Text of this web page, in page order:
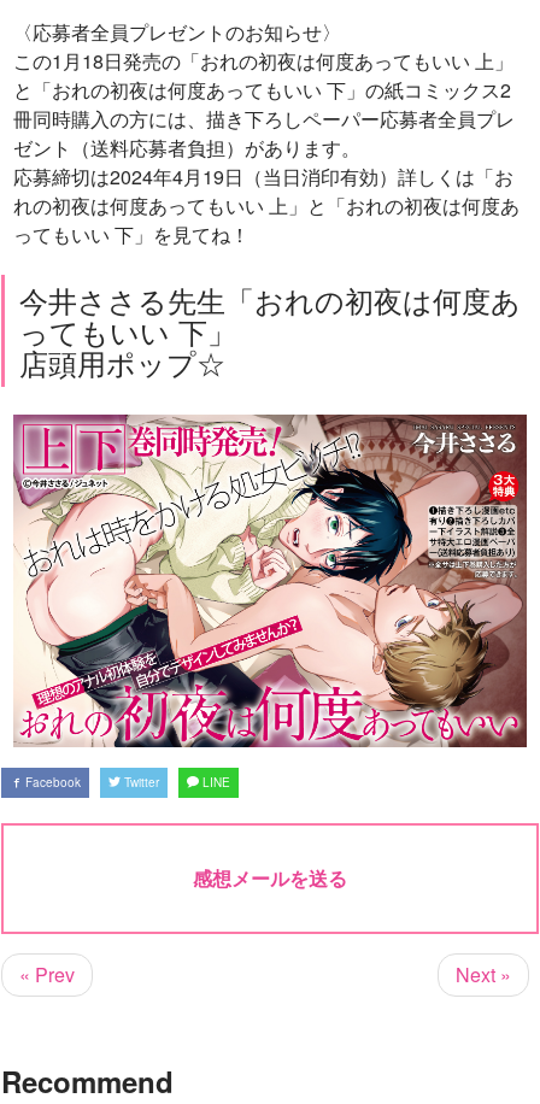
〈応募者全員プレゼントのお知らせ〉
この1月18日発売の「おれの初夜は何度あってもいい 上」
と「おれの初夜は何度あってもいい 下」の紙コミックス2
冊同時購入の方には、描き下ろしペーパー応募者全員プレ
ゼント（送料応募者負担）があります。
応募締切は2024年4月19日（当日消印有効）詳しくは「お
れの初夜は何度あってもいい 上」と「おれの初夜は何度あ
ってもいい 下」を見てね！
今井ささる先生「おれの初夜は何度あ
ってもいい 下」
店頭用ポップ☆
Facebook Twitter LINE
感想メールを送る
« Prev Next »
Recommend